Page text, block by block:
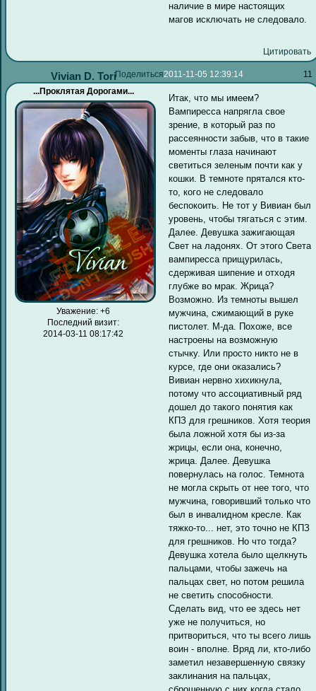
наличие в мире настоящих
магов исключать не следовало.
Цитировать
Поделиться 11
2011-11-05 12:39:14
Vivian D. Tori
...Проклятая Дорогами...
Уважение: +6
Последний визит:
2014-03-11 08:17:42
Итак, что мы имеем?
Вампиресса напрягла свое
зрение, в который раз по
рассеянности забыв, что в такие
моменты глаза начинают
светиться зеленым почти как у
кошки. В темноте прятался кто-
то, кого не следовало
беспокоить. Не тот у Вивиан был
уровень, чтобы тягаться с этим.
Далее. Девушка зажигающая
Свет на ладонях. От этого Света
вампиресса прищурилась,
сдерживая шипение и отходя
глубже во мрак. Жрица?
Возможно. Из темноты вышел
мужчина, сжимающий в руке
пистолет. М-да. Похоже, все
настроены на возможную
стычку. Или просто никто не в
курсе, где они оказались?
Вивиан нервно хихикнула,
потому что ассоциативный ряд
дошел до такого понятия как
КПЗ для грешников. Хотя теория
была ложной хотя бы из-за
жрицы, если она, конечно,
жрица. Далее. Девушка
повернулась на голос. Темнота
не могла скрыть от нее того, что
мужчина, говоривший только что
был в инвалидном кресле. Как
тяжко-то... нет, это точно не КПЗ
для грешников. Но что тогда?
Девушка хотела было щелкнуть
пальцами, чтобы зажечь на
пальцах свет, но потом решила
не светить способности.
Сделать вид, что ее здесь нет
уже не получиться, но
притвориться, что ты всего лишь
воин - вполне. Вряд ли, кто-либо
заметил незавершенную связку
заклинания на пальцах,